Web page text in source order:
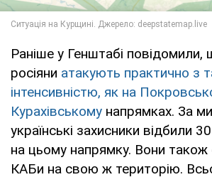
Раніше у Генштабі повідомили,
росіяни атакують практично з
інтенсивністю, як на
Курахівському напрямках. За
українські захисники відбили
на цьому напрямку. Вони
КАБи на свою ж територію.